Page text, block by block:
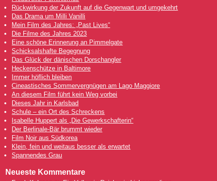
Rückwirkung der Zukunft auf die Gegenwart und umgekehrt
Das Drama um Milli Vanilli
Mein Film des Jahres: „Past Lives“
Die Filme des Jahres 2023
Eine schöne Erinnerung an Pimmelgate
Schicksalshafte Begegnung
Das Glück der dänischen Dorschangler
Heckenschütze in Baltimore
Immer höflich bleiben
Cineastisches Sommervergnügen am Lago Maggiore
An diesem Film führt kein Weg vorbei
Dieses Jahr in Karlsbad
Schule – ein Ort des Schreckens
Isabelle Huppert als „Die Gewerkschafterin“
Der Berlinale-Bär brummt wieder
Film Noir aus Südkorea
Klein, fein und weitaus besser als erwartet
Spannendes Grau
Neueste Kommentare